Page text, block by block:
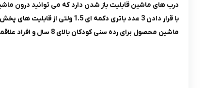
درب های ماشین قابلیت باز شدن دارد که می توانید درون
با قرار دادن 3 عدد باتری دکمه ای 1.5 ولتی از قابلیت های پخش موزیک و روشن شدن چراغ های ماشین بهرمند شوید.
ماشین محصول برای رده سنی کودکان بالای 8 سال و افراد علاقمند به جمع آوری کلکسیون مناسب می باشد.